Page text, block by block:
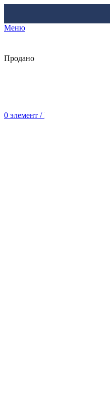
Меню
0 элемент / Br
Продано